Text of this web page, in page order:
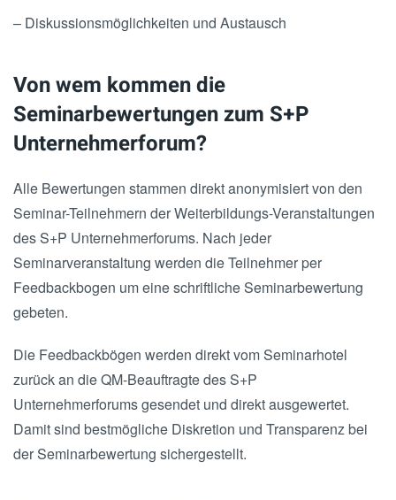
– Diskussionsmöglichkeiten und Austausch
Von wem kommen die
Seminarbewertungen zum S+P
Unternehmerforum?
Alle Bewertungen stammen direkt anonymisiert von den
Seminar-Teilnehmern der Weiterbildungs-Veranstaltungen
des S+P Unternehmerforums. Nach jeder
Seminarveranstaltung werden die Teilnehmer per
Feedbackbogen um eine schriftliche Seminarbewertung
gebeten.
Die Feedbackbögen werden direkt vom Seminarhotel
zurück an die QM-Beauftragte des S+P
Unternehmerforums gesendet und direkt ausgewertet.
Damit sind bestmögliche Diskretion und Transparenz bei
der Seminarbewertung sichergestellt.